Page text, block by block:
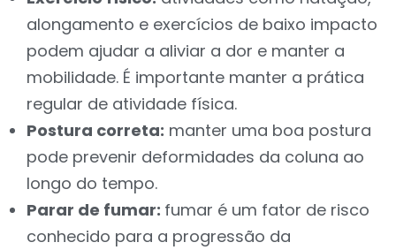
alongamento e exercícios de baixo impacto
podem ajudar a aliviar a dor e manter a
mobilidade. É importante manter a prática
regular de atividade física.
Postura correta: manter uma boa postura
pode prevenir deformidades da coluna ao
longo do tempo.
Parar de fumar: fumar é um fator de risco
conhecido para a progressão da